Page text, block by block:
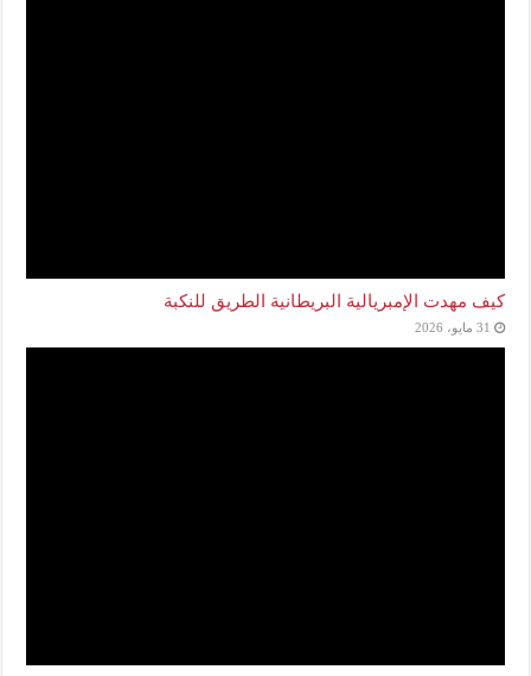
كيف مهدت الإمبريالية البريطانية الطريق للنكبة
31 مايو، 2026